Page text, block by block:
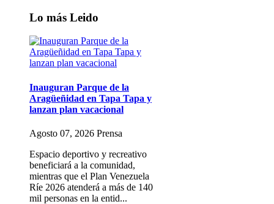
Lo más Leido
Inauguran Parque de la
Aragüeñidad en Tapa Tapa y
lanzan plan vacacional
Agosto 07, 2026 Prensa
Espacio deportivo y recreativo
beneficiará a la comunidad,
mientras que el Plan Venezuela
Ríe 2026 atenderá a más de 140
mil personas en la entid...